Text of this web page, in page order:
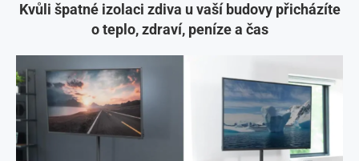
Kvůli špatné izolaci zdiva u vaší budovy přicházíte
o teplo, zdraví, peníze a čas